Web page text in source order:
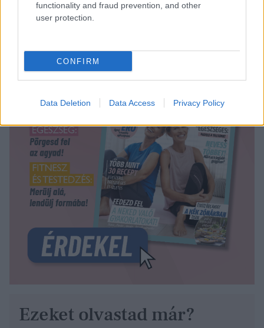
functionality and fraud prevention, and other
user protection.
CONFIRM
Data Deletion Data Access Privacy Policy
Ezeket olvastad már?